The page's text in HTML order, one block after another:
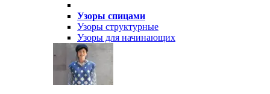
Узоры спицами
Узоры структурные
Узоры для начинающих